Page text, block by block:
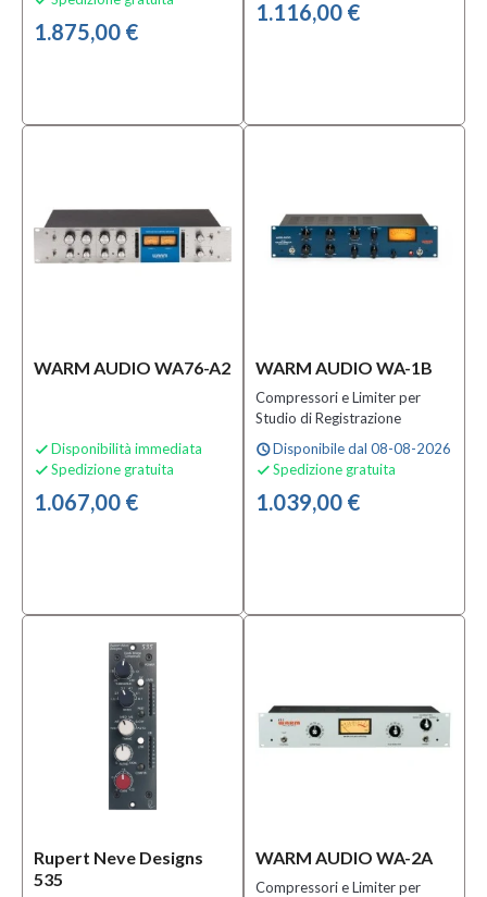
Solo
prodotti
(1)
prodotti
disponibili
Si
1.875,00 €
1.116,00 €
WARM AUDIO WA76-A2
 Disponibilità immediata
 Spedizione gratuita
1.067,00 €
WARM AUDIO WA-1B
Compressori e Limiter per
Studio di Registrazione
scheduleDisponibile dal 08-08-2026
 Spedizione gratuita
1.039,00 €
Rupert Neve Designs
535
WARM AUDIO WA-2A
Compressori e Limiter per